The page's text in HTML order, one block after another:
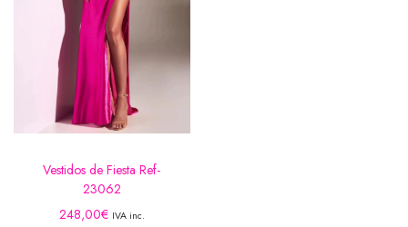
Vestidos de Fiesta Ref-
23062
248,00€ IVA inc.